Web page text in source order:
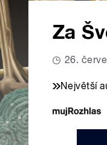
Za
26.
Největší